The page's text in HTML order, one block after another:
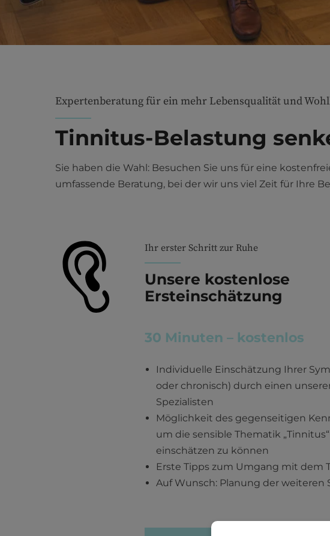
Expertenberatung für ein mehr Lebensqualität und
Tinnitus-Belastung
Sie haben die Wahl: Besuchen Sie uns für eine
umfassende Beratung, bei der wir uns viel Zeit für Ihre
Ihr erster Schritt zur Ruhe
Unsere kostenlose
Ersteinschätzung
30 Minuten – kostenlos
Individuelle Einschätzung Ihrer
oder chronisch) durch einen
Spezialisten
Möglichkeit des gegenseitigen
um die sensible Thematik
einschätzen zu können
Erste Tipps zum Umgang mit dem
Auf Wunsch: Planung der weiteren